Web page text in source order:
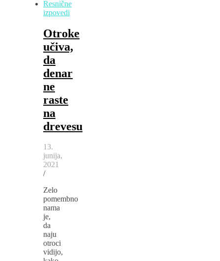
Resnične
izpovedi
Otroke
učiva,
da
denar
ne
raste
na
drevesu
13.
junija,
2021
/
Zelo
pomembno
nama
je,
da
naju
otroci
vidijo,